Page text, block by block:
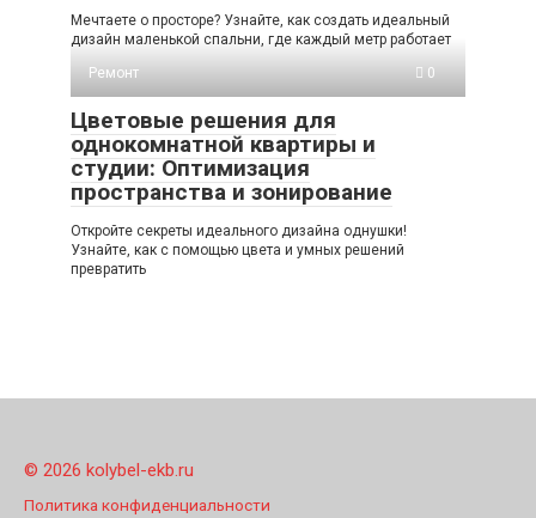
Мечтаете о просторе? Узнайте, как создать идеальный
дизайн маленькой спальни, где каждый метр работает
Ремонт
0
Цветовые решения для
однокомнатной квартиры и
студии: Оптимизация
пространства и зонирование
Откройте секреты идеального дизайна однушки!
Узнайте, как с помощью цвета и умных решений
превратить
© 2026 kolybel-ekb.ru
Политика конфиденциальности